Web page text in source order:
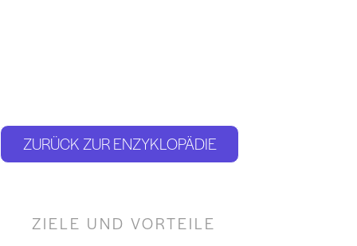
ZURÜCK ZUR ENZYKLOPÄDIE
ZIELE UND VORTEILE